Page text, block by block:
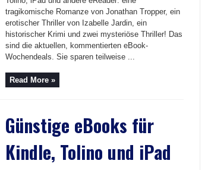
tragikomische Romanze von Jonathan Tropper, ein
erotischer Thriller von Izabelle Jardin, ein
historischer Krimi und zwei mysteriöse Thriller! Das
sind die aktuellen, kommentierten eBook-
Wochendeals. Sie sparen teilweise ...
Read More »
Günstige eBooks für
Kindle, Tolino und iPad